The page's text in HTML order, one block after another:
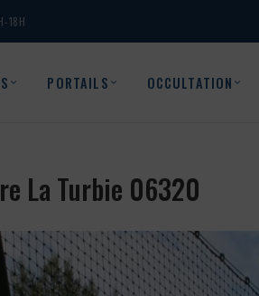
18H
PORTAILS OCCULTATION
La Turbie 06320